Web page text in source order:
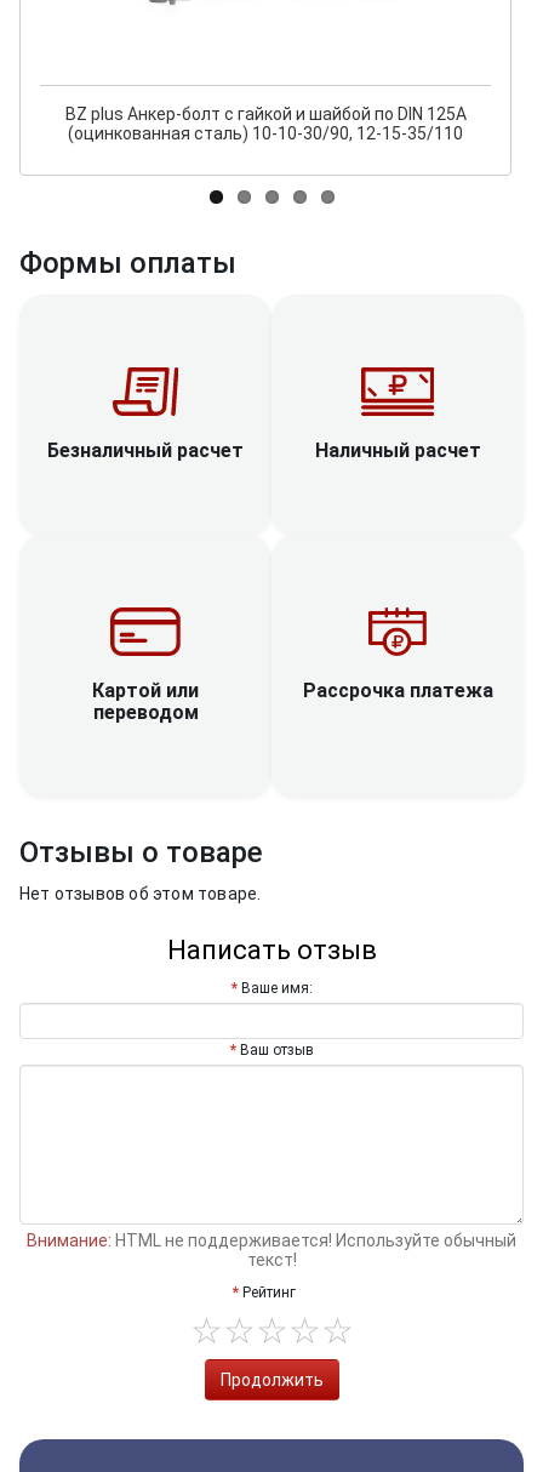
BZ plus Анкер-болт с гайкой и шайбой по DIN 125A
(оцинкованная сталь) 10-10-30/90, 12-15-35/110
Формы оплаты
Безналичный расчет Наличный расчет
Картой или
переводом
Рассрочка платежа
Отзывы о товаре
Нет отзывов об этом товаре.
Написать отзыв
Ваше имя:
Ваш отзыв
Внимание: HTML не поддерживается! Используйте обычный
текст!
Рейтинг
Продолжить